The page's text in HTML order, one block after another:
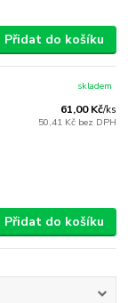
Přidat do košíku
61,00 Kč/ks
50,41 Kč bez DPH
skladem
Přidat do košíku